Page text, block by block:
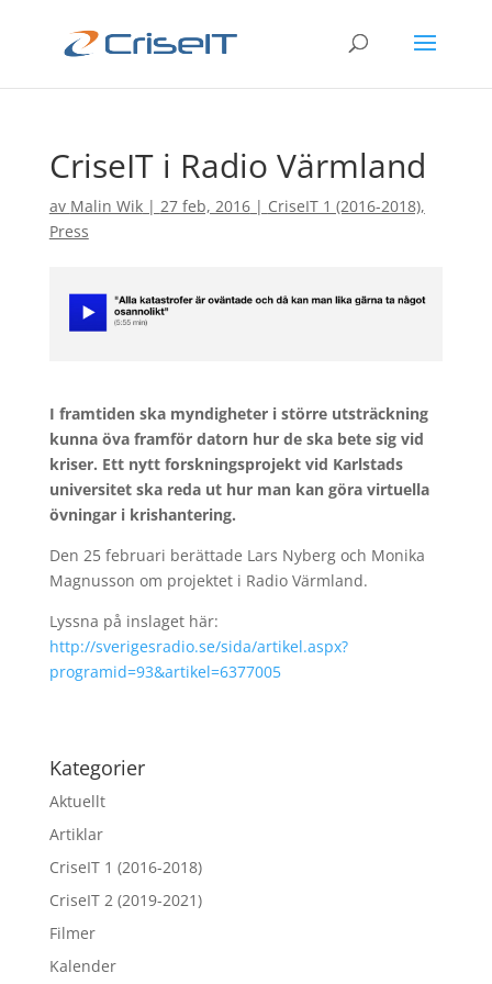
CriseIT i Radio Värmland
av Malin Wik| 27 feb, 2016| CriseIT 1 (2016-2018),
Press
I framtiden ska myndigheter i större utsträckning
kunna öva framför datorn hur de ska bete sig vid
kriser. Ett nytt forskningsprojekt vid Karlstads
universitet ska reda ut hur man kan göra virtuella
övningar i krishantering.
Den 25 februari berättade Lars Nyberg och Monika
Magnusson om projektet i Radio Värmland.
Lyssna på inslaget här:
http://sverigesradio.se/sida/artikel.aspx?
programid=93&artikel=6377005
Kategorier
Aktuellt
Artiklar
CriseIT 1 (2016-2018)
CriseIT 2 (2019-2021)
Filmer
Kalender